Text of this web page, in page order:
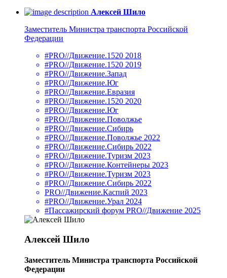
Алексей Шило
Заместитель Министра транспорта Российской
Федерации
#PRO//Движение.1520 2018
#PRO//Движение.1520 2019
#PRO//Движение.Запад
#PRO//Движение.Юг
#PRO//Движение.Евразия
#PRO//Движение.1520 2020
#PRO//Движение.Юг
#PRO//Движение.Поволжье
#PRO//Движение.Сибирь
#PRO//Движение.Поволжье 2022
#PRO//Движение.Сибирь 2022
#PRO//Движение.Туризм 2023
#PRO//Движение.Контейнеры 2023
#PRO//Движение.Туризм 2023
#PRO//Движение.Сибирь 2022
PRO//Движение.Каспий 2023
#PRO//Движение.Урал 2024
#Пассажирский форум PRO//Движение 2025
Алексей Шило
Заместитель Министра транспорта Российской
Федерации